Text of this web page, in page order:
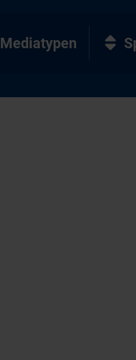
Mediatypen